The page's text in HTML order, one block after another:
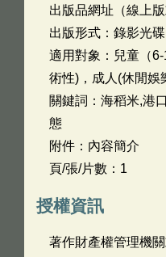
出版品網址（線上版
出版形式：錄影光碟
適用對象：兒童（
術性)，成人(休閒娛
關鍵詞：海稻米,港
態
附件：內容簡介
頁/張/片數：1
授權資訊
著作財產權管理機